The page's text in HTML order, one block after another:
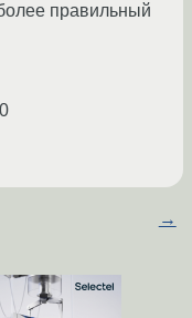
правильный
→